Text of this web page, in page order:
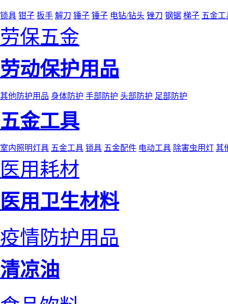
锁具 钳子 扳手 解刀 锤子 锤子 电钻/钻头 锉刀 钢锯 梯子 五金
劳保五金
劳动保护用品
其他防护用品 身体防护 手部防护 头部防护 足部防护
五金工具
室内照明灯具 五金工具 锁具 五金配件 电动工具 除害虫用灯 其
医用耗材
医用卫生材料
疫情防护用品
清凉油